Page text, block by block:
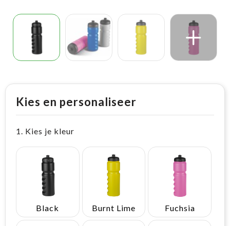
Kies en personaliseer
1. Kies je kleur
Black Burnt Lime Fuchsia